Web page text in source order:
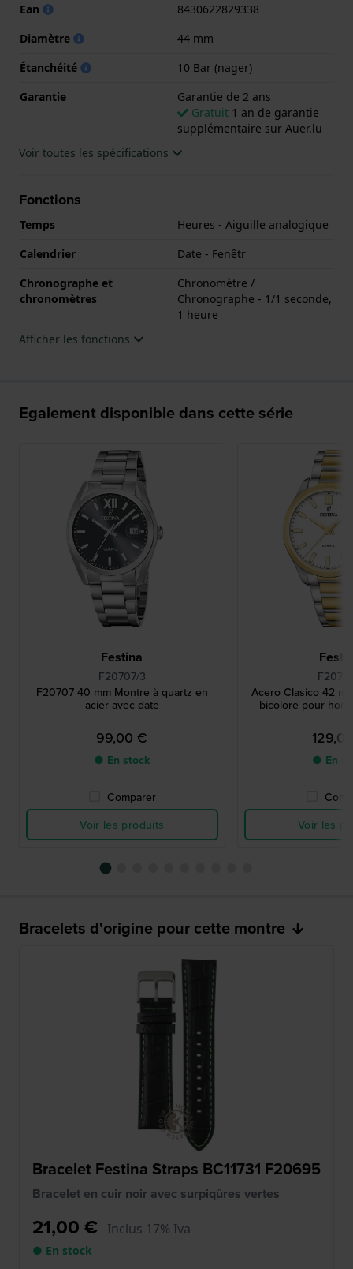
Ean
8430622829338
Diamètre
44 mm
Étanchéité
10 Bar (nager)
Garantie
Garantie de 2 ans
Gratuit 1 an de garantie
supplémentaire sur Auer.lu
Voir toutes les spécifications
Fonctions
Temps
Heures - Aiguille analogique
Calendrier
Date - Fenêtr
Chronographe et
chronomètres
Chronomètre /
Chronographe - 1/1 seconde,
1 heure
Afficher les fonctions
Egalement disponible dans cette série
Festina
F20707/3
F20707 40 mm Montre à quartz en
acier avec date
99,00 €
● En stock
Comparer
Voir les produits
Acero Clasico 42
bicolore pour
● En
Voir les
Bracelets d'origine pour cette montre
Bracelet Festina Straps BC11731 F20695
Bracelet en cuir noir avec surpiqûres vertes
21,00 € Inclus 17% Iva
● En stock